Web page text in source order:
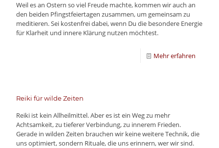
Weil es an Ostern so viel Freude machte, kommen wir auch an
den beiden Pfingstfeiertagen zusammen, um gemeinsam zu
meditieren. Sei kostenfrei dabei, wenn Du die besondere Energie
für Klarheit und innere Klärung nutzen möchtest.
Mehr erfahren
Reiki für wilde Zeiten
Reiki ist kein Allheilmittel. Aber es ist ein Weg zu mehr
Achtsamkeit, zu tieferer Verbindung, zu innerem Frieden.
Gerade in wilden Zeiten brauchen wir keine weitere Technik, die
uns optimiert, sondern Rituale, die uns erinnern, wer wir sind.